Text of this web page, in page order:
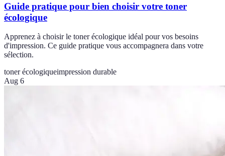
Guide pratique pour bien choisir votre toner
écologique
Apprenez à choisir le toner écologique idéal pour vos besoins
d'impression. Ce guide pratique vous accompagnera dans votre
sélection.
toner écologiqueimpression durable
Aug 6